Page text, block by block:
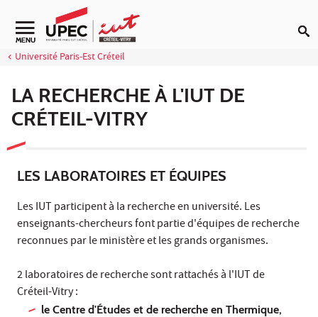
Aller au contenu
Navigation secondaire
MENU
Université Paris-Est Créteil
LA RECHERCHE À L'IUT DE
CRÉTEIL-VITRY
LES LABORATOIRES ET ÉQUIPES
Les IUT participent à la recherche en université. Les
enseignants-chercheurs font partie d'équipes de recherche
reconnues par le ministère et les grands organismes.
2 laboratoires de recherche sont rattachés à l'IUT de
Créteil-Vitry :
le Centre d'Études et de recherche en Thermique,